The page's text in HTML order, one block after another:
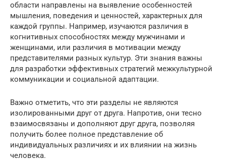
области направлены на выявление особенностей
мышления, поведения и ценностей, характерных для
каждой группы. Например, изучаются различия в
когнитивных способностях между мужчинами и
женщинами, или различия в мотивации между
представителями разных культур. Эти знания важны
для разработки эффективных стратегий межкультурной
коммуникации и социальной адаптации.
Важно отметить, что эти разделы не являются
изолированными друг от друга. Напротив, они тесно
взаимосвязаны и дополняют друг друга, позволяя
получить более полное представление об
индивидуальных различиях и их влиянии на жизнь
человека.